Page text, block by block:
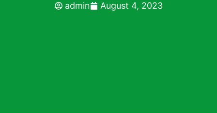
admin August 4, 2023